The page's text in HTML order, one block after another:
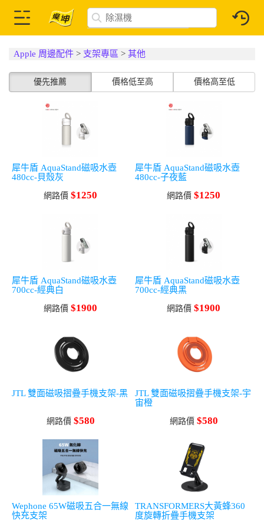
Apple 周邊配件 > 支架專區 >其他
優先推薦 價格低至高 價格高至低
犀牛盾 AquaStand磁吸水壺
480cc-貝殼灰
網路價 $1250
犀牛盾 AquaStand磁吸水壺
480cc-子夜藍
網路價 $1250
犀牛盾 AquaStand磁吸水壺
700cc-經典白
網路價 $1900
犀牛盾 AquaStand磁吸水壺
700cc-經典黑
網路價 $1900
JTL 雙面磁吸摺疊手機支架-黑
網路價 $580
JTL 雙面磁吸摺疊手機支架-宇
宙橙
網路價 $580
Wephone 65W磁吸五合一無線
快充支架
TRANSFORMERS大黃蜂360
度旋轉折疊手機支架